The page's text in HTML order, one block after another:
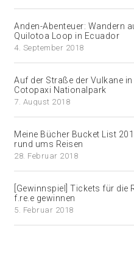
Anden-Abenteuer: Wandern
Quilotoa Loop in Ecuador
4. September 2018
Auf der Straße der Vulkane
Cotopaxi Nationalpark
7. August 2018
Meine Bücher Bucket List
rund ums Reisen
28. Februar 2018
[Gewinnspiel] Tickets für die
f.re.e gewinnen
5. Februar 2018